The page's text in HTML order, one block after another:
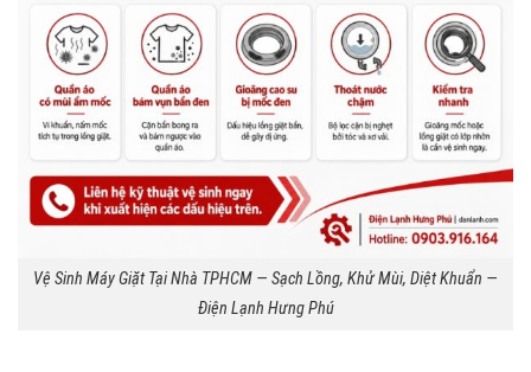
Vệ Sinh Máy Giặt Tại Nhà TPHCM — Sạch Lồng, Khử Mùi, Diệt Khuẩn —
Điện Lạnh Hưng Phú